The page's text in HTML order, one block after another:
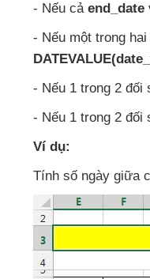
- Nếu cả end_date
- Nếu một trong
- Nếu 1 trong 2 đối
- Nếu 1 trong 2 đối
Ví dụ:
Tính số ngày giữa